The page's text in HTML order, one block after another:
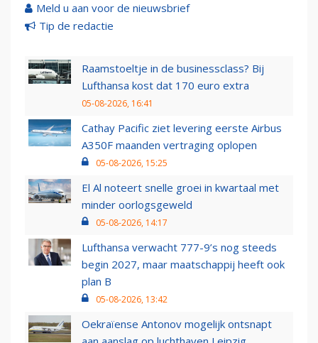
Meld u aan voor de nieuwsbrief
Tip de redactie
Raamstoeltje in de businessclass? Bij
Lufthansa kost dat 170 euro extra
05-08-2026, 16:41
Cathay Pacific ziet levering eerste Airbus
A350F maanden vertraging oplopen
05-08-2026, 15:25
El Al noteert snelle groei in kwartaal met
minder oorlogsgeweld
05-08-2026, 14:17
Lufthansa verwacht 777-9’s nog steeds
begin 2027, maar maatschappij heeft ook
plan B
05-08-2026, 13:42
Oekraïense Antonov mogelijk ontsnapt